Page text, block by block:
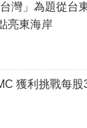
灣」為題從台
亮東海岸
獲利挑戰每股